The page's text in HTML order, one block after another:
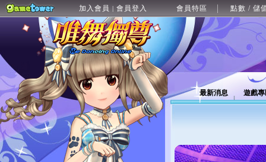
加入會員 | 會員登入 會員特區 點數 / 儲
最新消息 遊戲